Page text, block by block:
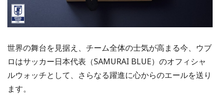
世界の舞台を見据え、チーム全体の士気が高まる今、ウブ
ロはサッカー日本代表（SAMURAI BLUE）のオフィシャ
ルウォッチとして、さらなる躍進に心からのエールを送り
ます。